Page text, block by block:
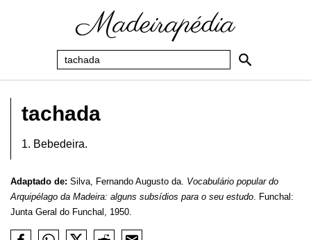
tachada
1. Bebedeira.
Adaptado de: Silva, Fernando Augusto da. Vocabulário popular do
Arquipélago da Madeira: alguns subsídios para o seu estudo. Funchal:
Junta Geral do Funchal, 1950.